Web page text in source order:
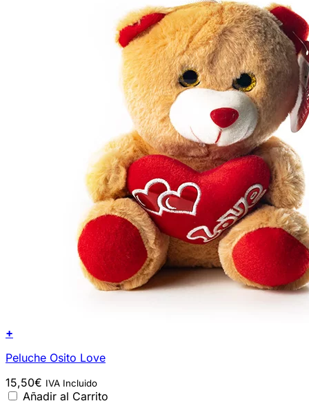
+
Peluche Osito Love
15,50€ IVA Incluido
Añadir al Carrito